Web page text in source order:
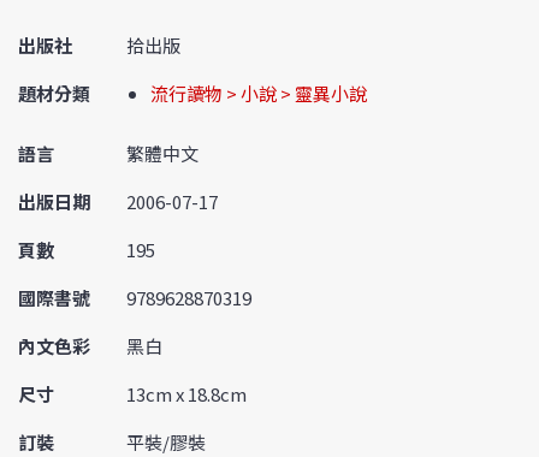
出版社
拾出版
題材分類
流行讀物 > 小說 > 靈異小說
語言
繁體中文
出版日期
2006-07-17
頁數
195
國際書號
9789628870319
內文色彩
黑白
尺寸
13cm x 18.8cm
訂裝
平裝/膠裝